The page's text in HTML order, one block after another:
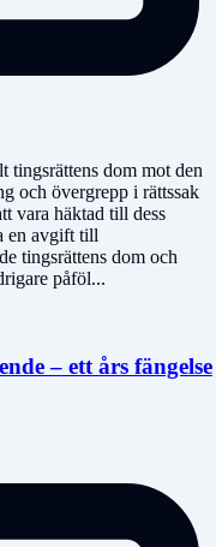
tingsrättens dom mot den
och övergrepp i rättssak
vara häktad till dess
en avgift till
tingsrättens dom och
påföl...
– ett års fängelse